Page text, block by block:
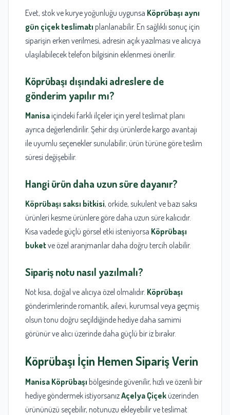
Evet, stok ve kurye yoğunluğu uygunsa Köprübaşı aynı
gün çiçek teslimatı planlanabilir. En sağlıklı sonuç için
siparişin erken verilmesi, adresin açık yazılması ve alıcıya
ulaşılabilecek telefon bilgisinin eklenmesi önerilir.
Köprübaşı dışındaki adreslere de
gönderim yapılır mı?
Manisa içindeki farklı ilçeler için yerel teslimat planı
ayrıca değerlendirilir. Şehir dışı ürünlerde kargo avantajı
ile uyumlu seçenekler sunulabilir; ürün türüne göre teslim
süresi değişebilir.
Hangi ürün daha uzun süre dayanır?
Köprübaşı saksı bitkisi, orkide, sukulent ve bazı saksı
ürünleri kesme ürünlere göre daha uzun süre kalıcıdır.
Kısa vadede güçlü görsel etki isteniyorsa Köprübaşı
buketve özel aranjmanlar daha doğru tercih olabilir.
Sipariş notu nasıl yazılmalı?
Not kısa, doğal ve alıcıya özel olmalıdır. Köprübaşı
gönderimlerinde romantik, ailevi, kurumsal veya geçmiş
olsun tonu doğru seçildiğinde hediye daha samimi
görünür ve alıcı üzerinde daha güçlü bir iz bırakır.
Köprübaşı İçin Hemen Sipariş Verin
Manisa Köprübaşı bölgesinde güvenilir, hızlı ve özenli bir
hediye göndermek istiyorsanızAçelya Çiçek üzerinden
ürününüzü seçebilir, notunuzu ekleyebilir ve teslimat